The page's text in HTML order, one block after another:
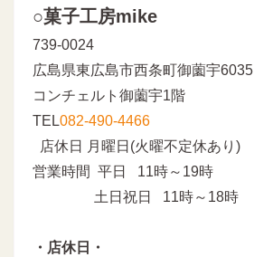
○菓子工房mike
739-0024
広島県東広島市西条町御薗宇6035
コンチェルト御薗宇1階
TEL082-490-4466
店休日 月曜日(火曜不定休あり)
営業時間 平日 11時～19時
土日祝日 11時～18時
・店休日・